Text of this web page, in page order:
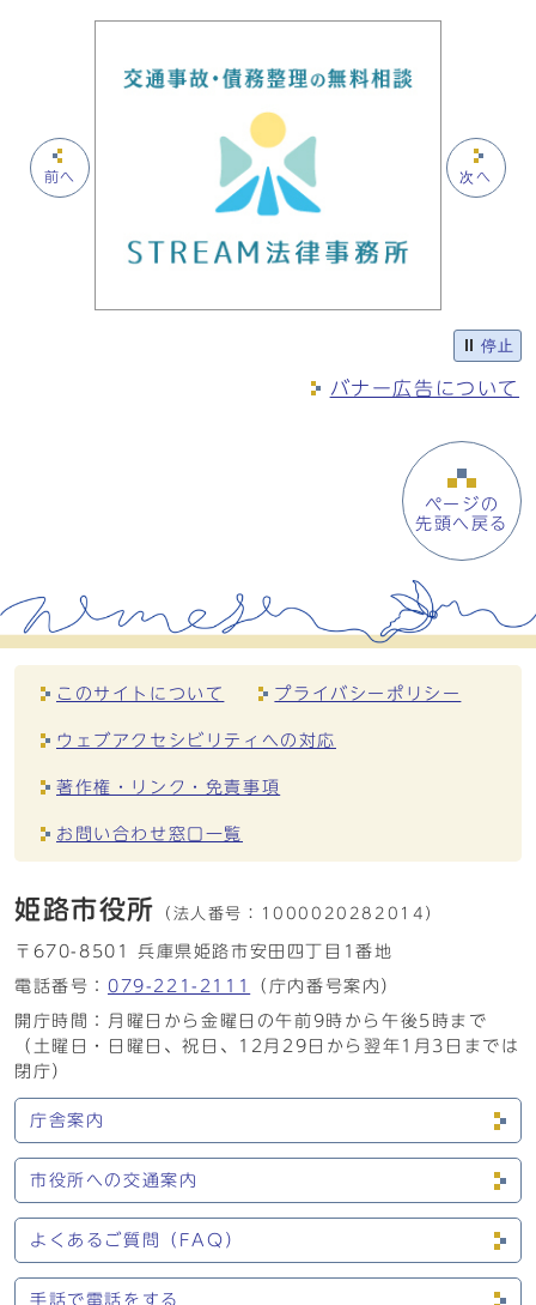
前へ 次へ
停止
バナー広告について
ページの
先頭へ戻る
このサイトについて プライバシーポリシー
ウェブアクセシビリティへの対応
著作権・リンク・免責事項
お問い合わせ窓口一覧
姫路市役所 （法人番号： 1000020282014）
〒670-8501 兵庫県姫路市安田四丁目1番地
電話番号： 079-221-2111
（庁内番号案内）
開庁時間：月曜日から金曜日の午前9時から午後5時まで
（土曜日・日曜日、祝日、12月29日から翌年1月3日までは
閉庁）
庁舎案内
市役所への交通案内
よくあるご質問（FAQ）
手話で電話をする